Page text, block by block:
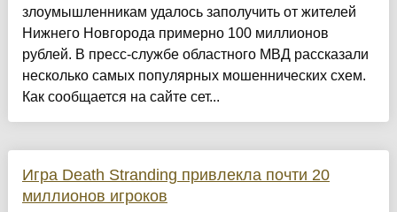
злоумышленникам удалось заполучить от жителей
Нижнего Новгорода примерно 100 миллионов
рублей. В пресс-службе областного МВД рассказали
несколько самых популярных мошеннических схем.
Как сообщается на сайте сет...
Игра Death Stranding привлекла почти 20
миллионов игроков